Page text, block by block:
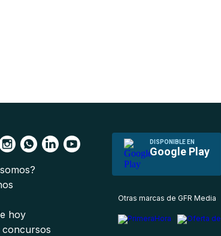
DISPONIBLE EN
Google Play
hoy
concursos
Otras marcas de GFR Media